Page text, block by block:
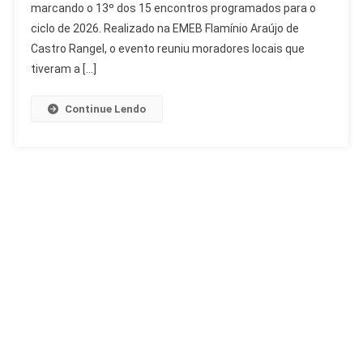
Registra
Mais
De
marcando o 13º dos 15 encontros programados para o
ciclo de 2026. Realizado na EMEB Flamínio Araújo de
Castro Rangel, o evento reuniu moradores locais que
tiveram a […]
Continue Lendo